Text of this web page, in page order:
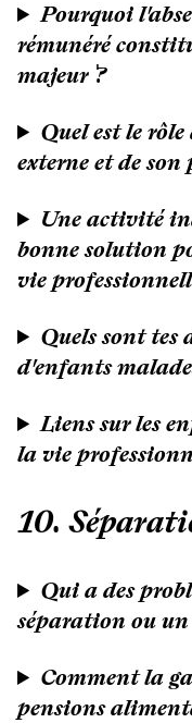
Pourquoi
rémunéré
majeur ?
Quel est le
externe et de son
Une activité
bonne solution
vie
Quels sont tes
d'enfants
Liens sur les
la vie
10.
Qui a des
séparation ou
Comment la
pensions